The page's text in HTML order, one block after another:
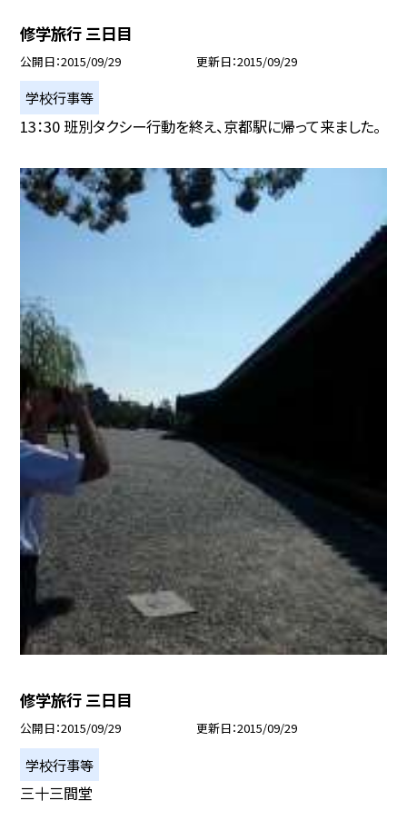
修学旅行 三日目
公開日 2015/09/29 更新日 2015/09/29
学校行事等
13：30 班別タクシー行動を終え、京都駅に帰って来ました。
修学旅行 三日目
公開日 2015/09/29 更新日 2015/09/29
学校行事等
三十三間堂